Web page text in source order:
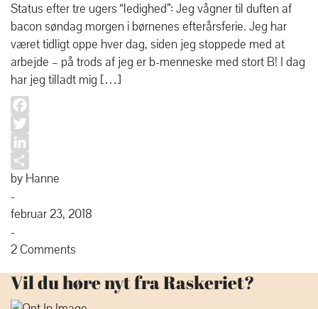
Status efter tre ugers “ledighed”: Jeg vågner til duften af
bacon søndag morgen i børnenes efterårsferie. Jeg har
været tidligt oppe hver dag, siden jeg stoppede med at
arbejde – på trods af jeg er b-menneske med stort B! I dag
har jeg tilladt mig […]
Facebook
Twitter
LinkedIn
Share
by Hanne
-
februar 23, 2018
-
2 Comments
Vil du høre nyt fra Raskeriet?